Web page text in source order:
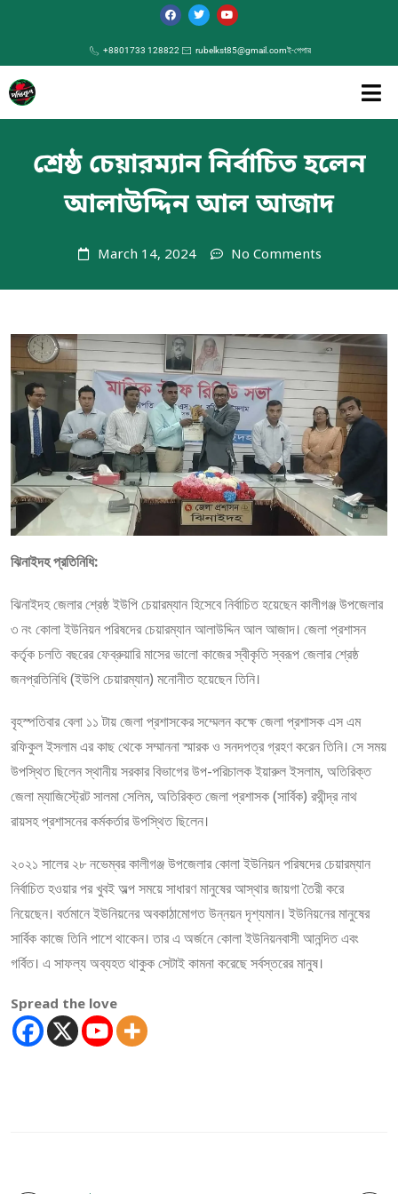
+8801733 128822 rubelkst85@gmail.comই-পেপার
শ্রেষ্ঠ চেয়ারম্যান নির্বাচিত হলেন
আলাউদ্দিন আল আজাদ
March 14, 2024 No Comments
ঝিনাইদহ প্রতিনিধি:
ঝিনাইদহ জেলার শ্রেষ্ঠ ইউপি চেয়ারম্যান হিসেবে নির্বাচিত হয়েছেন কালীগঞ্জ উপজেলার
৩ নং কোলা ইউনিয়ন পরিষদের চেয়ারম্যান আলাউদ্দিন আল আজাদ। জেলা প্রশাসন
কর্তৃক চলতি বছরের ফেব্রুয়ারি মাসের ভালো কাজের স্বীকৃতি স্বরূপ জেলার শ্রেষ্ঠ
জনপ্রতিনিধি (ইউপি চেয়ারম্যান) মনোনীত হয়েছেন তিনি।
বৃহস্পতিবার বেলা ১১ টায় জেলা প্রশাসকের সম্মেলন কক্ষে জেলা প্রশাসক এস এম
রফিকুল ইসলাম এর কাছ থেকে সম্মাননা স্মারক ও সনদপত্র গ্রহণ করেন তিনি। সে সময়
উপস্থিত ছিলেন স্থানীয় সরকার বিভাগের উপ-পরিচালক ইয়ারুল ইসলাম, অতিরিক্ত
জেলা ম্যাজিস্ট্রেট সালমা সেলিম, অতিরিক্ত জেলা প্রশাসক (সার্বিক) রথীন্দ্র নাথ
রায়সহ প্রশাসনের কর্মকর্তার উপস্থিত ছিলেন।
২০২১ সালের ২৮ নভেম্বর কালীগঞ্জ উপজেলার কোলা ইউনিয়ন পরিষদের চেয়ারম্যান
নির্বাচিত হওয়ার পর খুবই অল্প সময়ে সাধারণ মানুষের আস্থার জায়গা তৈরী করে
নিয়েছেন। বর্তমানে ইউনিয়নের অবকাঠামোগত উন্নয়ন দৃশ্যমান। ইউনিয়নের মানুষের
সার্বিক কাজে তিনি পাশে থাকেন। তার এ অর্জনে কোলা ইউনিয়নবাসী আনন্দিত এবং
গর্বিত। এ সাফল্য অব্যহত থাকুক সেটাই কামনা করেছে সর্বস্তরের মানুষ।
Spread the love